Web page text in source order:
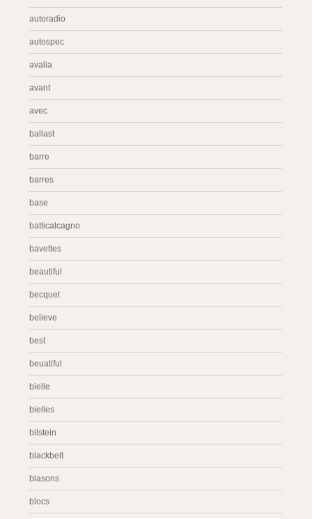
autoradio
autospec
avalia
avant
avec
ballast
barre
barres
base
batticalcagno
bavettes
beautiful
becquet
believe
best
beuatiful
bielle
bielles
bilstein
blackbelt
blasons
blocs